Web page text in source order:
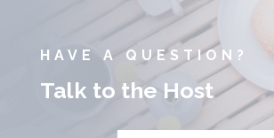
HAVE A QUESTION?
Talk to the Host